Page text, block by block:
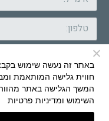
חווית גלישה המותאמת
המשך הגלישה באתר
השימוש ומדיניות פרטיות